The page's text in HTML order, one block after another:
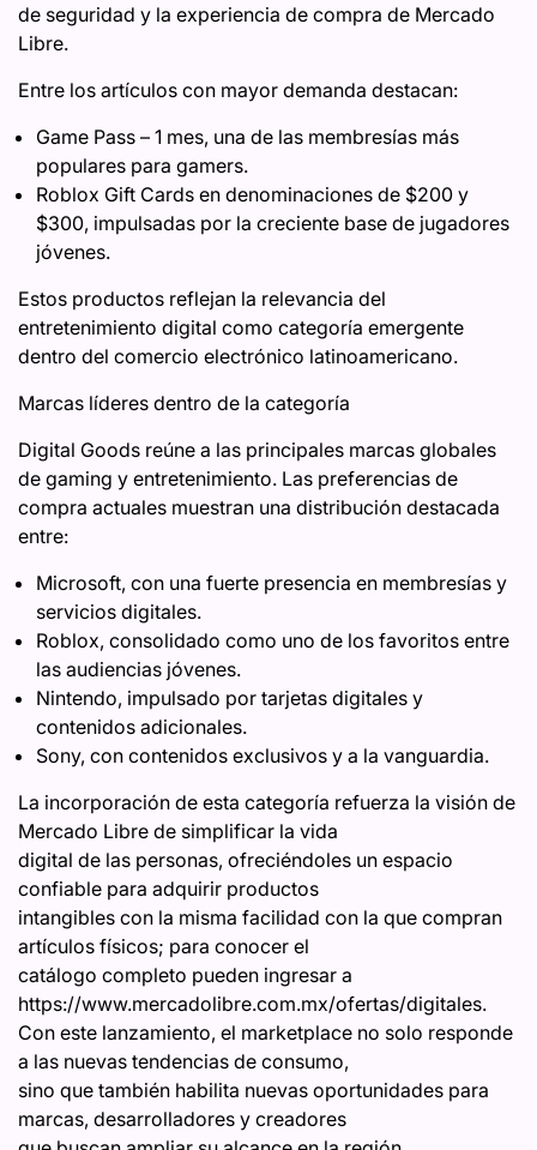
de seguridad y la experiencia de compra de Mercado
Libre.
Entre los artículos con mayor demanda destacan:
Game Pass – 1 mes, una de las membresías más
populares para gamers.
Roblox Gift Cards en denominaciones de $200 y
$300, impulsadas por la creciente base de jugadores
jóvenes.
Estos productos reflejan la relevancia del
entretenimiento digital como categoría emergente
dentro del comercio electrónico latinoamericano.
Marcas líderes dentro de la categoría
Digital Goods reúne a las principales marcas globales
de gaming y entretenimiento. Las preferencias de
compra actuales muestran una distribución destacada
entre:
Microsoft, con una fuerte presencia en membresías y
servicios digitales.
Roblox, consolidado como uno de los favoritos entre
las audiencias jóvenes.
Nintendo, impulsado por tarjetas digitales y
contenidos adicionales.
Sony, con contenidos exclusivos y a la vanguardia.
La incorporación de esta categoría refuerza la visión de
Mercado Libre de simplificar la vida
digital de las personas, ofreciéndoles un espacio
confiable para adquirir productos
intangibles con la misma facilidad con la que compran
artículos físicos; para conocer el
catálogo completo pueden ingresar a
https://www.mercadolibre.com.mx/ofertas/digitales.
Con este lanzamiento, el marketplace no solo responde
a las nuevas tendencias de consumo,
sino que también habilita nuevas oportunidades para
marcas, desarrolladores y creadores